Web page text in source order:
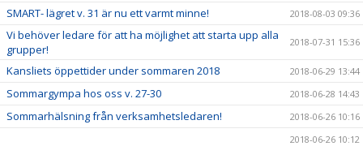
SMART- lägret v. 31 är nu ett varmt minne! 2018-08-03 09:36
Vi behöver ledare för att ha möjlighet att starta upp alla
grupper!
2018-07-31 15:36
Kansliets öppettider under sommaren 2018 2018-06-29 13:44
Sommargympa hos oss v. 27-30 2018-06-28 14:43
Sommarhälsning från verksamhetsledaren!
2018-06-26 10:16
2018-06-26 10:12